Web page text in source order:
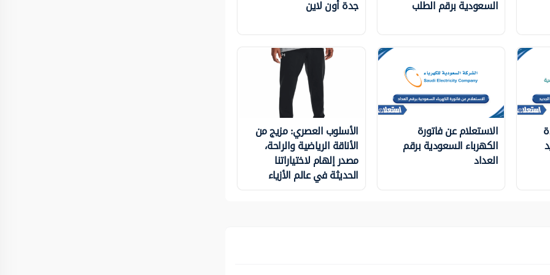
السعودية برقم الطلب جدة أون لاين
الاستعلام عن فاتورة
الكهرباء السعودية برقم
العداد
الأسلوب العصري: مزيج من
الأناقة الرياضية والراحة،
مصدر إلهام لاختياراتنا
الحديثة في عالم الأزياء